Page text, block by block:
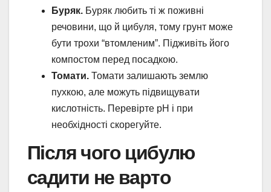
Буряк. Буряк любить ті ж поживні
речовини, що й цибуля, тому грунт може
бути трохи “втомленим”. Підживіть його
компостом перед посадкою.
Томати. Томати залишають землю
пухкою, але можуть підвищувати
кислотність. Перевірте pH і при
необхідності скорегуйте.
Після чого цибулю
садити не варто